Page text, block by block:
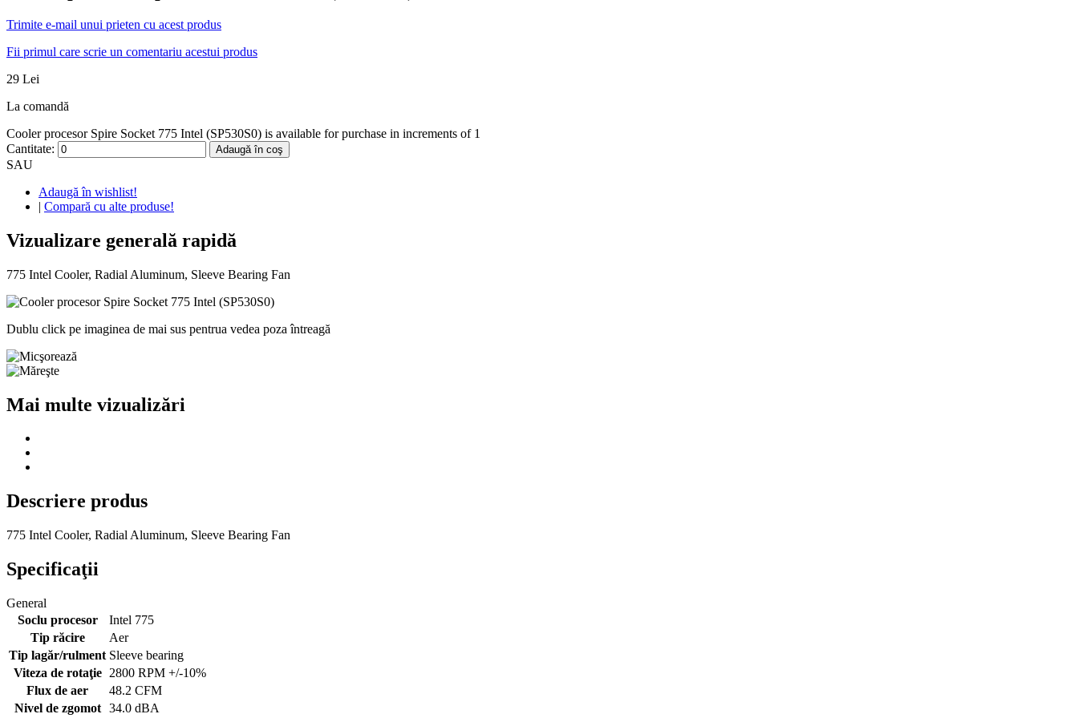
Trimite e-mail unui prieten cu acest produs
Fii primul care scrie un comentariu acestui produs
29 Lei
La comandă
Cooler procesor Spire Socket 775 Intel (SP530S0) is available for purchase in increments of 1
Cantitate:
Adaugă în coş
SAU
Adaugă în wishlist!
| Compară cu alte produse!
Vizualizare generală rapidă
775 Intel Cooler, Radial Aluminum, Sleeve Bearing Fan
Dublu click pe imaginea de mai sus pentrua vedea poza întreagă
Mai multe vizualizări
Descriere produs
775 Intel Cooler, Radial Aluminum, Sleeve Bearing Fan
Specificaţii
General
Soclu procesor
Intel 775
Tip răcire
Aer
Tip lagăr/rulment Sleeve bearing
Viteza de rotaţie
2800 RPM +/-10%
Flux de aer
48.2 CFM
Nivel de zgomot
34.0 dBA